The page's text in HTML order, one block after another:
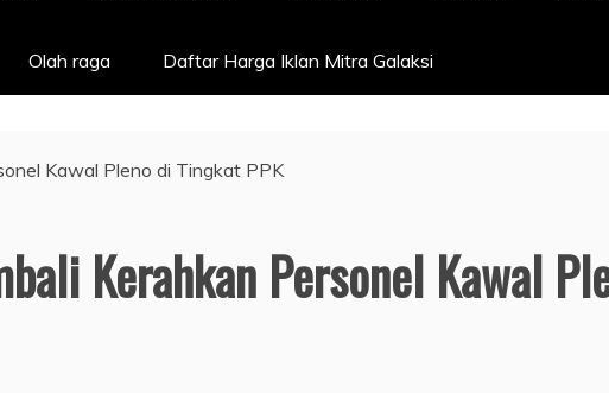
Olah raga Daftar Harga Iklan Mitra Galaksi
Kerahkan Personel Kawal